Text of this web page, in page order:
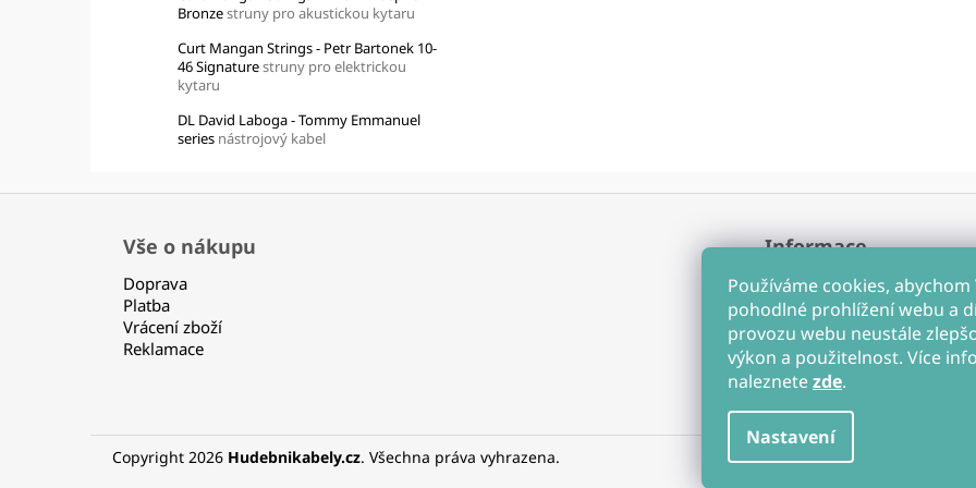
Používáme cookies,
pohodlné prohlížení webu a
provozu webu neustále
výkon a použitelnost. Více
naleznetezde.
Nastavení
Bronzestruny pro akustickou kytaru
Curt Mangan Strings - Petr Bartonek 10-
46 Signaturestruny pro elektrickou
kytaru
DL David Laboga - Tommy Emmanuel
series nástrojový kabel
Z
Vše o nákupu
Doprava
Platba
Vrácení zboží
Reklamace
Informace
Obchodní podmínky
Ochrana osobních údajů
Soubory cookies
Hodnocení obchodu
Copyright 2026 Hudebnikabely.cz. Všechna práva vyhrazena.